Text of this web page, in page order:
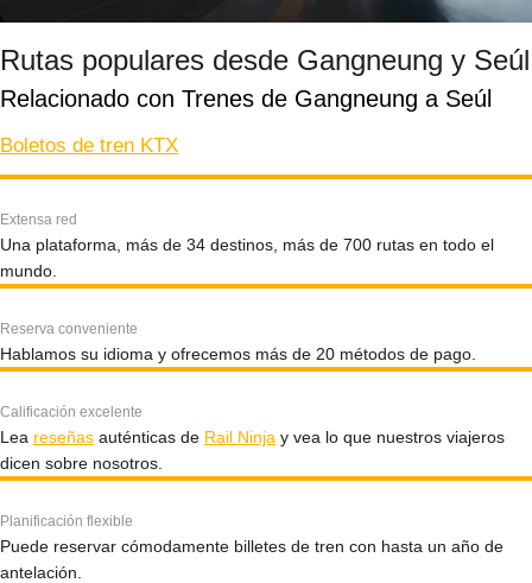
Rutas populares desde Gangneung y Seúl
Relacionado con Trenes de Gangneung a Seúl
Boletos de tren KTX
Extensa red
Una plataforma, más de 34 destinos, más de 700 rutas en todo el
mundo.
Reserva conveniente
Hablamos su idioma y ofrecemos más de 20 métodos de pago.
Calificación excelente
Lea reseñas auténticas de Rail Ninja y vea lo que nuestros viajeros
dicen sobre nosotros.
Planificación flexible
Puede reservar cómodamente billetes de tren con hasta un año de
antelación.